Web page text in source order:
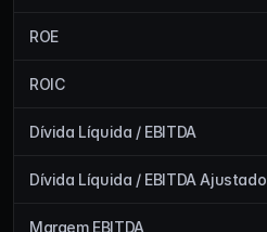
ROE
ROIC
Dívida Líquida / EBITDA
Dívida Líquida / EBITDA Ajustado
Margem EBITDA